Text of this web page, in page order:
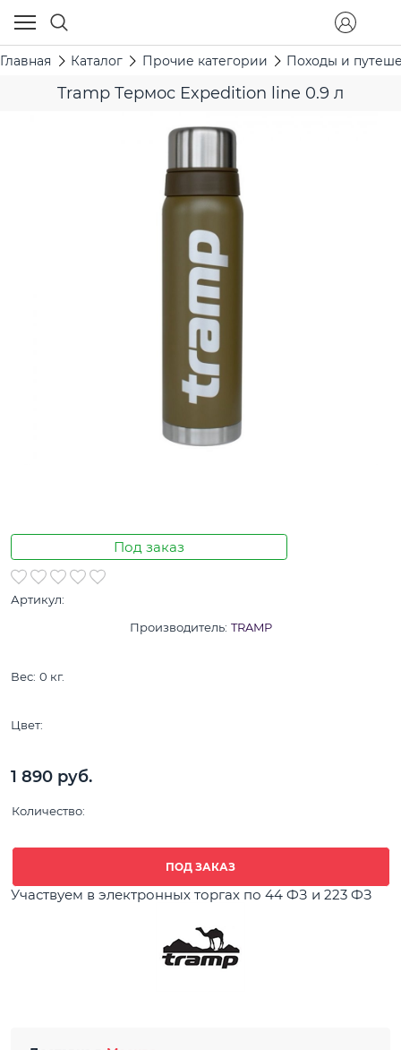
Главная Каталог Прочие категории Походы и
Tramp Термос Expedition line 0.9 л
Под заказ
Артикул:
Производитель: TRAMP
Вес: 0 кг.
Цвет:
1 890 руб.
Количество:
ПОД ЗАКАЗ
Участвуем в электронных торгах по 44 ФЗ и 223 ФЗ